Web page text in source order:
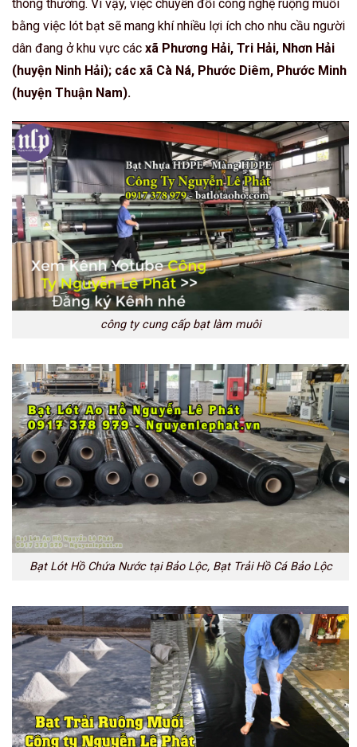
thông thường. Vì vậy, việc chuyển đổi công nghệ ruộng muối
bằng việc lót bạt sẽ mang khí nhiều lợi ích cho nhu cầu người
dân đang ở khu vực các xã Phương Hải, Tri Hải, Nhơn Hải
(huyện Ninh Hải); các xã Cà Ná, Phước Diêm, Phước Minh
(huyện Thuận Nam).
công ty cung cấp bạt làm muôi
Bạt Lót Hồ Chứa Nước tại Bảo Lộc, Bạt Trải Hồ Cá Bảo Lộc